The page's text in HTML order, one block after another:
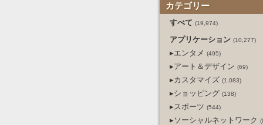
カテゴリー
すべて (19,974)
アプリケーション (10,277)
▸エンタメ (495)
▸アート＆デザイン (69)
▸カスタマイズ (1,083)
▸ショッピング (138)
▸スポーツ (544)
▸ソーシャルネットワーク